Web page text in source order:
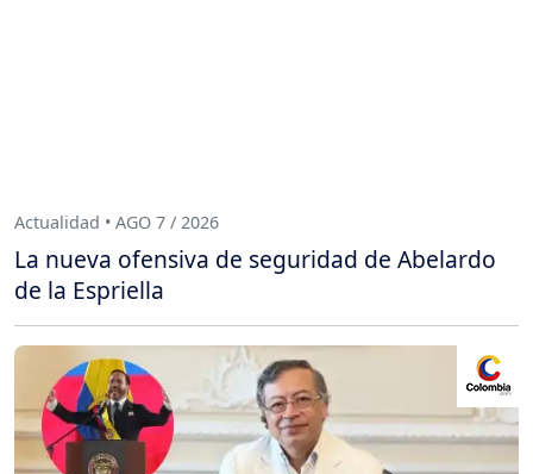
Actualidad • AGO 7 / 2026
La nueva ofensiva de seguridad de Abelardo
de la Espriella